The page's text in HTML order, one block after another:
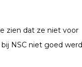
zien dat ze niet voor
NSC niet goed werd